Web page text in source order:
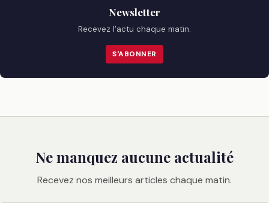
Newsletter
Recevez l'actu chaque matin.
S'ABONNER
Ne manquez aucune actualité
Recevez nos meilleurs articles chaque matin.